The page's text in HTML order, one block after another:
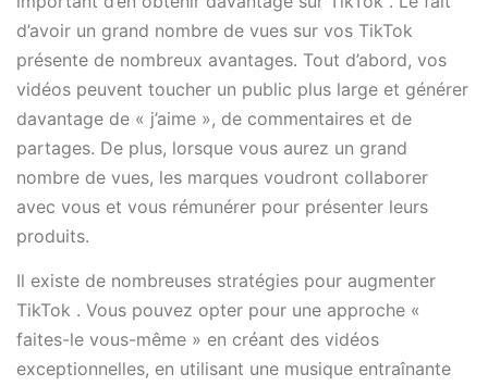
d’avoir un grand nombre de vues sur vos TikTok
présente de nombreux avantages. Tout d’abord, vos
vidéos peuvent toucher un public plus large et générer
davantage de « j’aime », de commentaires et de
partages. De plus, lorsque vous aurez un grand
nombre de vues, les marques voudront collaborer
avec vous et vous rémunérer pour présenter leurs
produits.
Il existe de nombreuses stratégies pour augmenter
TikTok . Vous pouvez opter pour une approche «
faites-le vous-même » en créant des vidéos
exceptionnelles, en utilisant une musique entraînante